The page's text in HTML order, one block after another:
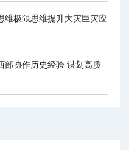
维极限思维提升大灾巨灾应
部协作历史经验 谋划高质